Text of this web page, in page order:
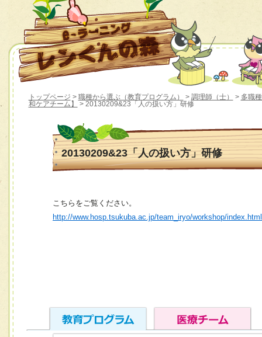
トップページ > 職種から選ぶ（教育プログラム） > 調理師（士） > 多職
和ケアチーム】
> 20130209&23「人の扱い方」研修
20130209&23「人の扱い方」研修
こちらをご覧ください。
http://www.hosp.tsukuba.ac.jp/team_iryo/workshop/